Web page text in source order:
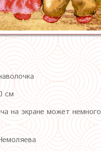
см
на экране может немного